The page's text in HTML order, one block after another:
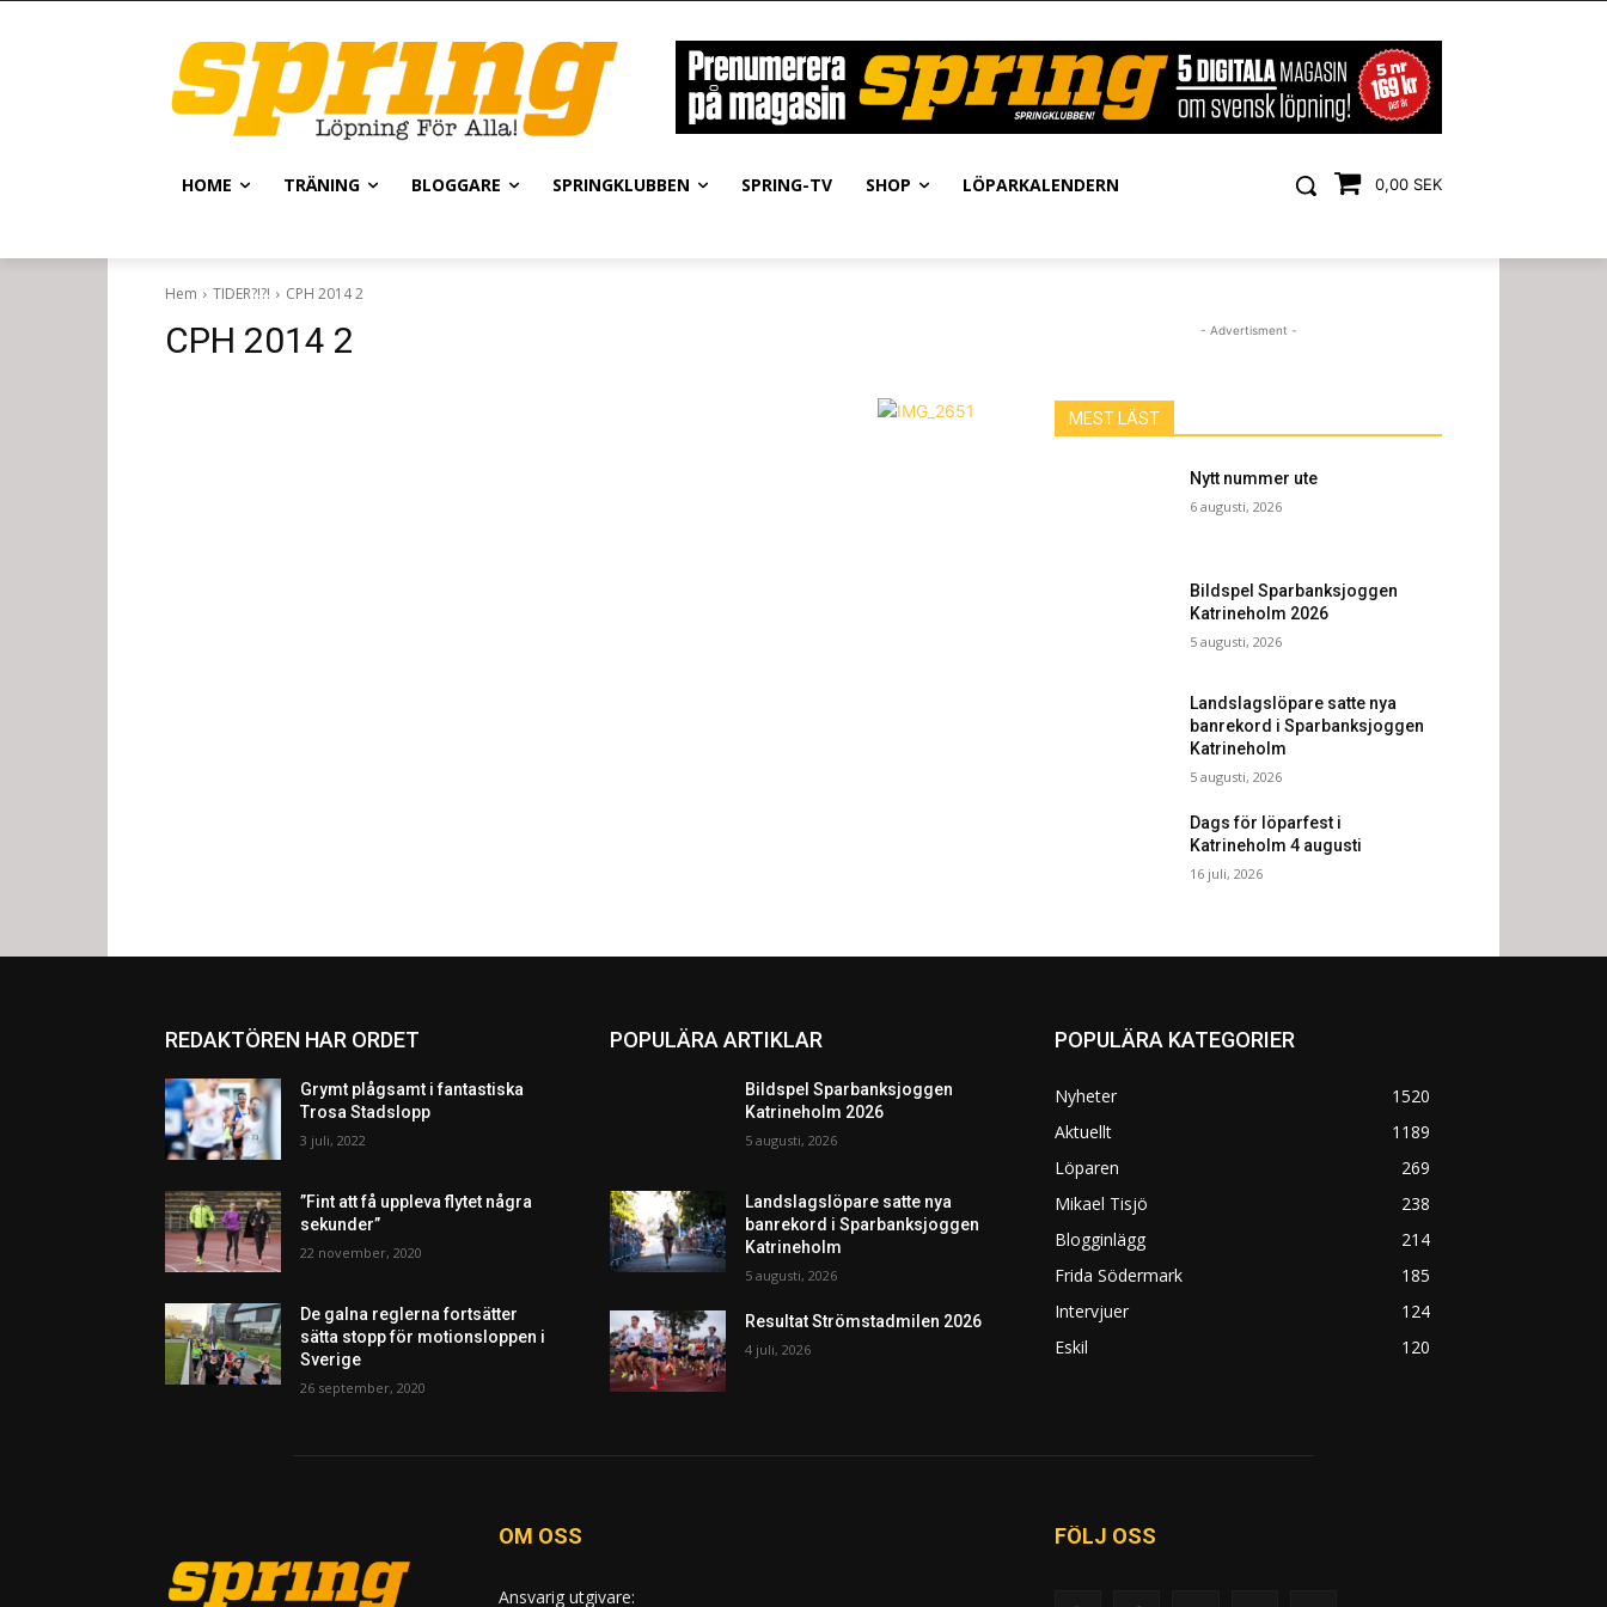
0,00 SEK
HOME TRÄNING BLOGGARE SPRINGKLUBBEN SPRING-TV SHOP LÖPARKALENDERN
Hem TIDER?!?! CPH 2014 2
CPH 2014 2 - Advertisment -
MEST LÄST
Nytt nummer ute
6 augusti, 2026
Bildspel Sparbanksjoggen
Katrineholm 2026
5 augusti, 2026
Landslagslöpare satte nya
banrekord i Sparbanksjoggen
Katrineholm
5 augusti, 2026
Dags för löparfest i
Katrineholm 4 augusti
16 juli, 2026
REDAKTÖREN HAR ORDET
Grymt plågsamt i fantastiska
Trosa Stadslopp
3 juli, 2022
”Fint att få uppleva flytet några
sekunder”
22 november, 2020
De galna reglerna fortsätter
sätta stopp för motionsloppen i
Sverige
26 september, 2020
POPULÄRA ARTIKLAR
Bildspel Sparbanksjoggen
Katrineholm 2026
5 augusti, 2026
Landslagslöpare satte nya
banrekord i Sparbanksjoggen
Katrineholm
5 augusti, 2026
Resultat Strömstadmilen 2026
4 juli, 2026
POPULÄRA KATEGORIER
Nyheter
1520
Aktuellt
1189
Löparen
269
Mikael Tisjö
238
Blogginlägg
214
Frida Södermark
185
Intervjuer
124
Eskil
120
OM OSS
Ansvarig utgivare:
FÖLJ OSS